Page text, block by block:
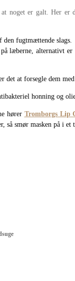
noget er galt. Her er
fugtmættende slags.
læberne, alternativt
at forsegle dem
honning og
hører Tromborgs Lip
så smør masken på i